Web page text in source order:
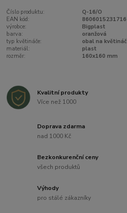
Číslo produktu:
Q-16/O
EAN kód:
8606015231716
výrobce:
Bigplast
barva:
oranžová
typ květináče:
obal na květináč
materiál:
plast
rozměr:
160x160 mm
Kvalitní produkty
Více než 1000
Doprava zdarma
nad 1000 Kč
Bezkonkurenční ceny
všech produktů
Výhody
pro stálé zákazníky